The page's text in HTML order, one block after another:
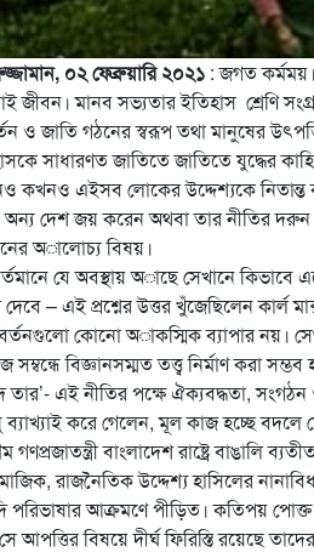
০২ ফেব্রুয়ারি ২০২১ : জগত কর্মময়।
জীবন। মানব সভ্যতার ইতিহাস শ্রেণি
ও জাতি গঠনের স্বরূপ তথা মানুষের
সাধারণত জাতিতে জাতিতে যুদ্ধের
কখনও এইসব লোকের উদ্দেশ্যকে নিতান্ত
অন্য দেশ জয় করেন অথবা তার নীতির
অালোচ্য বিষয়।
যে অবস্থায় অাছে সেখানে
দেবে – এই প্রশ্নের উত্তর খুঁজেছিলেন কার্ল
কোনো অাকস্মিক ব্যাপার নয়।
সম্বন্ধে বিজ্ঞানসম্মত তত্ত্ব নির্মাণ করা
তার’- এই নীতির পক্ষে ঐক্যবদ্ধতা,
করে গেলেন, মূল কাজ হচ্ছে বদলে
গণপ্রজাতন্ত্রী বাংলাদেশ রাষ্ট্রে
রাজনৈতিক উদ্দেশ্য হাসিলের
পরিভাষার আক্রমণে পীড়িত। কতিপয় পোক্ত
আপত্তির বিষয়ে দীর্ঘ ফিরিস্তি রয়েছে